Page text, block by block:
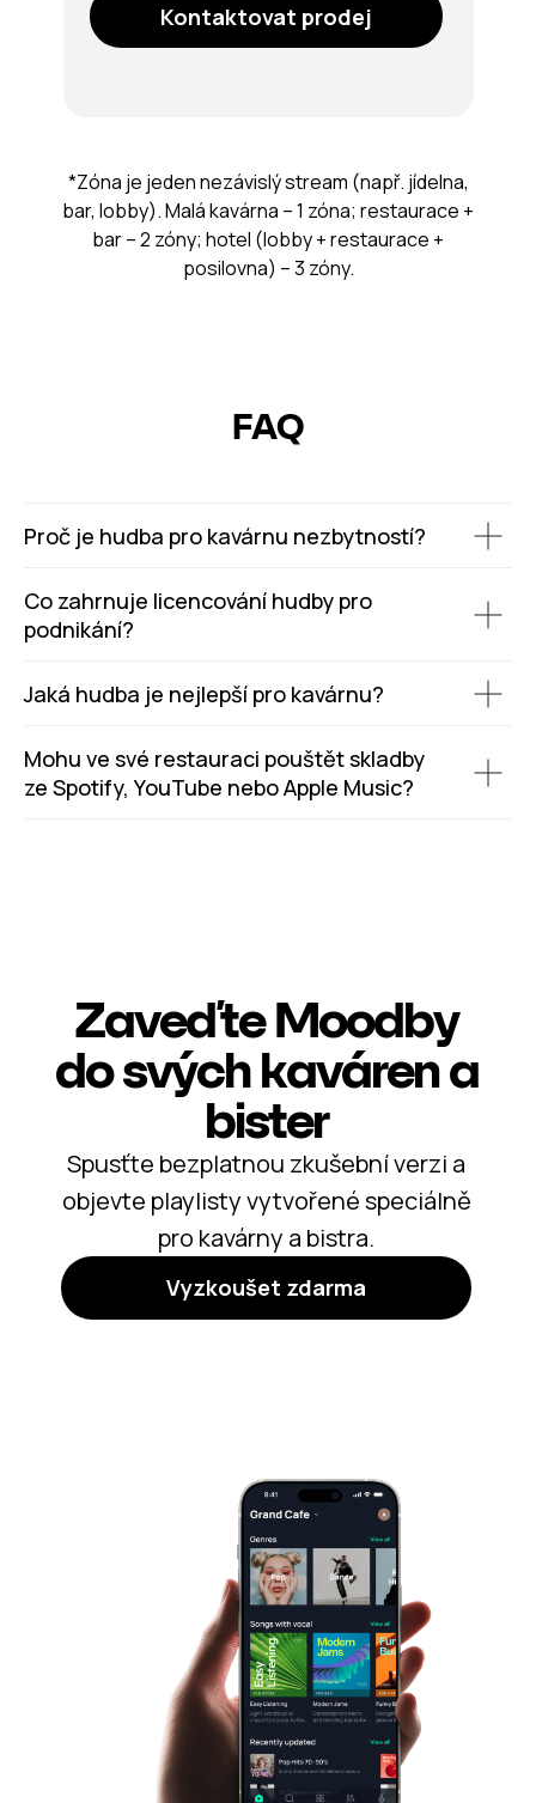
*Zóna je jeden nezávislý stream (např. jídelna,
bar, lobby). Malá kavárna – 1 zóna; restaurace +
bar – 2 zóny; hotel (lobby + restaurace +
posilovna) – 3 zóny.
Kontaktovat prodej
FAQ
Proč je hudba pro kavárnu nezbytností?
Co zahrnuje licencování hudby pro
podnikání?
Jaká hudba je nejlepší pro kavárnu?
Mohu ve své restauraci pouštět skladby
ze Spotify, YouTube nebo Apple Music?
Zaveďte Moodby
do svých kaváren a
bister
Spusťte bezplatnou zkušební verzi a
objevte playlisty vytvořené speciálně
pro kavárny a bistra.
Vyzkoušet zdarma